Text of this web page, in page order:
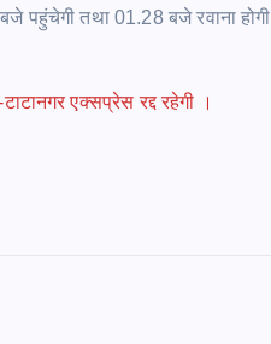
पहुंचेगी तथा 01.28 बजे रवाना होगी
एक्सप्रेस रद्द रहेगी ।